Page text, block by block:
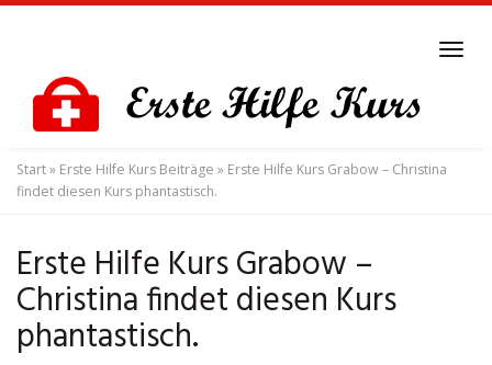
content
Start» Erste Hilfe Kurs Beiträge » Erste Hilfe Kurs Grabow – Christina
findet diesen Kurs phantastisch.
Erste Hilfe Kurs Grabow –
Christina findet diesen Kurs
phantastisch.